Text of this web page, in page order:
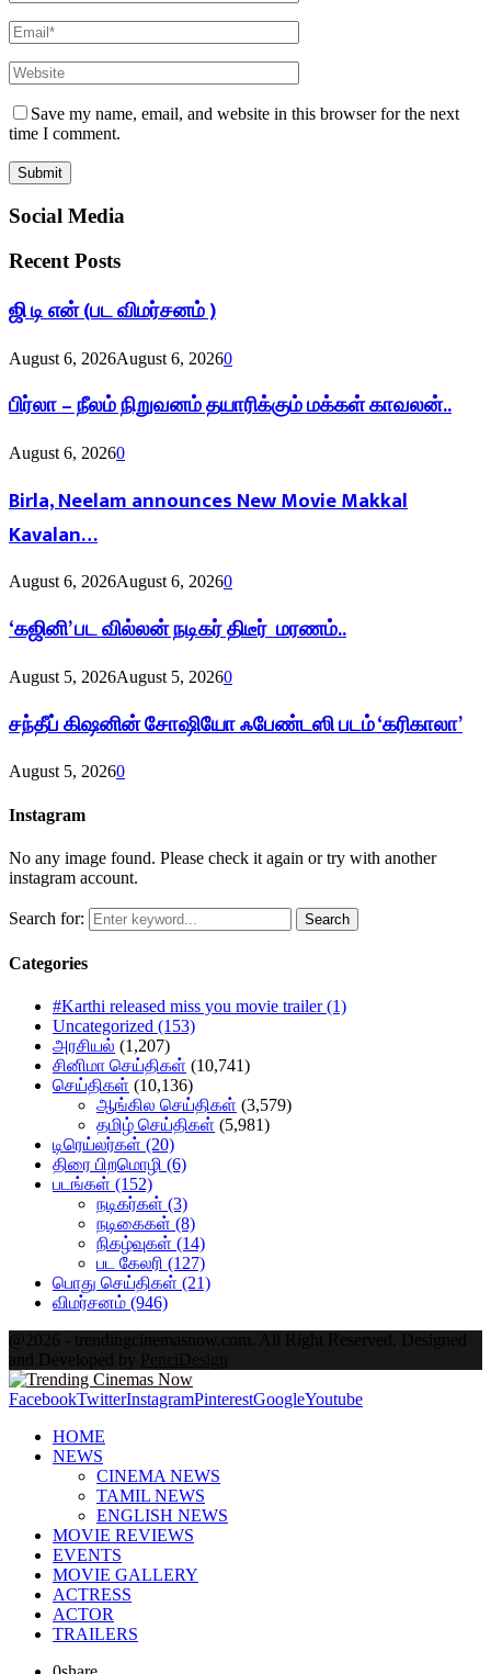
Save my name, email, and website in this browser for the next
time I comment.
Social Media
Recent Posts
ஜி டி என் (பட விமர்சனம் )
August 6, 2026August 6, 20260
பிர்லா – நீலம் நிறுவனம் தயாரிக்கும் மக்கள் காவலன்..
August 6, 20260
Birla, Neelam announces New Movie Makkal
Kavalan…
August 6, 2026August 6, 20260
‘கஜினி’ பட வில்லன் நடிகர் திடீர் மரணம்..
August 5, 2026August 5, 20260
சந்தீப் கிஷனின் சோஷியோ ஃபேண்டஸி படம் ‘கரிகாலா’
August 5, 20260
Instagram
No any image found. Please check it again or try with another
instagram account.
Search for: Search
Categories
#Karthi released miss you movie trailer(1)
Uncategorized (153)
அரசியல் (1,207)
சினிமா செய்திகள் (10,741)
செய்திகள் (10,136)
ஆங்கில செய்திகள் (3,579)
தமிழ் செய்திகள் (5,981)
டிரெய்லர்கள் (20)
திரை பிறமொழி (6)
படங்கள் (152)
நடிகர்கள் (3)
நடிகைகள் (8)
நிகழ்வுகள் (14)
பட கேலரி (127)
பொது செய்திகள் (21)
விமர்சனம் (946)
@2026 - trendingcinemasnow.com. All Right Reserved. Designed
and Developed by PenciDesign
FacebookTwitterInstagramPinterestGoogleYoutube
HOME
NEWS
CINEMA NEWS
TAMIL NEWS
ENGLISH NEWS
MOVIE REVIEWS
EVENTS
MOVIE GALLERY
ACTRESS
ACTOR
TRAILERS